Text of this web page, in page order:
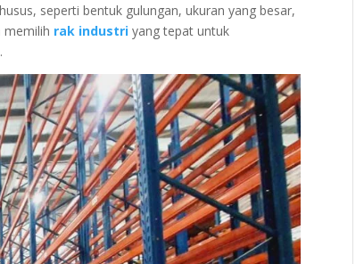
seperti bentuk gulungan, ukuran yang besar,
memilih rak industri yang tepat untuk